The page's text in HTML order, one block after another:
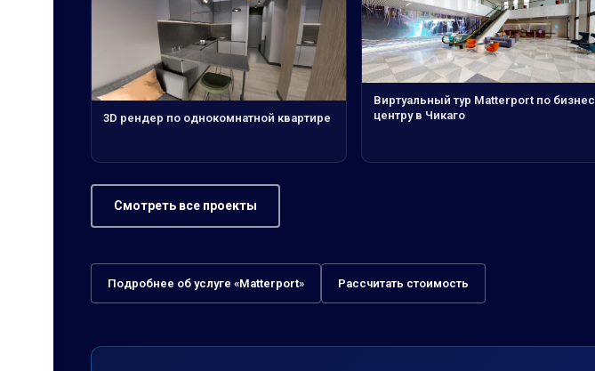
3D рендер по однокомнатной квартире
Виртуальный тур Matterport по бизнес
центру в Чикаго
Смотреть все проекты
Подробнее об услуге «Matterport» Рассчитать стоимость